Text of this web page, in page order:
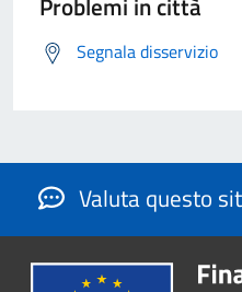
Segnala disservizio
Valuta questo